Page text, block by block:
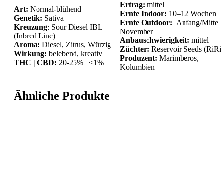
Art: Normal-blühend
Genetik: Sativa
Kreuzung: Sour Diesel IBL
(Inbred Line)
Aroma: Diesel, Zitrus, Würzig
Wirkung: belebend, kreativ
THC | CBD: 20-25% | <1%
Ertrag: mittel
Ernte Indoor: 10–12 Wochen
Ernte Outdoor: Anfang/Mitte
November
Anbauschwierigkeit: mittel
Züchter: Reservoir Seeds
Produzent: Marimberos,
Kolumbien
Ähnliche Produkte